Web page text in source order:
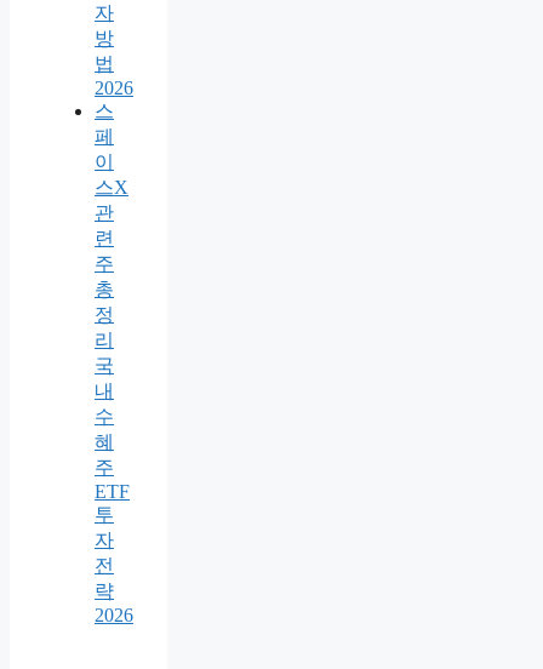
자
방
법
2026
스
페
이
스X
관
련
주
총
정
리
국
내
수
혜
주
ETF
투
자
전
략
2026